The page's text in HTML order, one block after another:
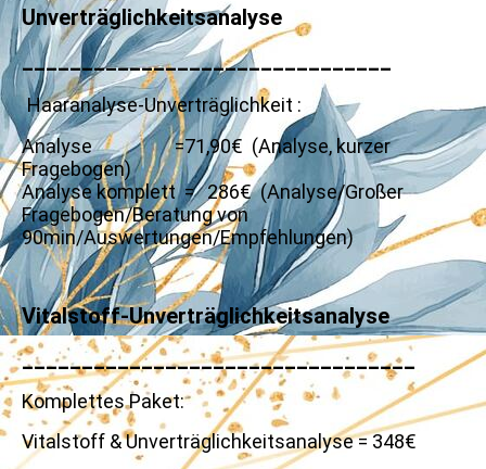
Unverträglichkeitsanalyse
_______________________________
Haaranalyse-Unverträglichkeit :
Analyse =71,90€ (Analyse, kurzer
Fragebogen)
Analyse komplett = 286€ (Analyse/Großer
Fragebogen/Beratung von
90min/Auswertungen/Empfehlungen)
Vitalstoff-Unverträglichkeitsanalyse
_________________________________
Komplettes Paket:
Vitalstoff & Unverträglichkeitsanalyse = 348€